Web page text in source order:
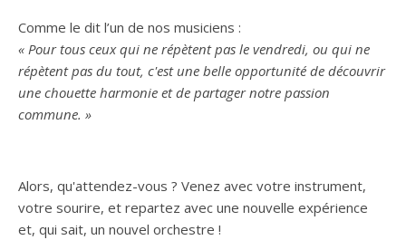
Comme le dit l’un de nos musiciens :
« Pour tous ceux qui ne répètent pas le vendredi, ou qui ne
répètent pas du tout, c'est une belle opportunité de découvrir
une chouette harmonie et de partager notre passion
commune. »
Alors, qu'attendez-vous ? Venez avec votre instrument,
votre sourire, et repartez avec une nouvelle expérience
et, qui sait, un nouvel orchestre !